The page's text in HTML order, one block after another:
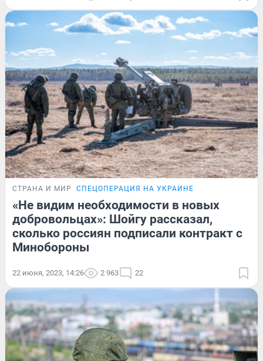
СТРАНА И МИР СПЕЦОПЕРАЦИЯ НА УКРАИНЕ
«Не видим необходимости в новых
добровольцах»: Шойгу рассказал,
сколько россиян подписали контракт с
Минобороны
22 июня, 2023, 14:26 2 963 22